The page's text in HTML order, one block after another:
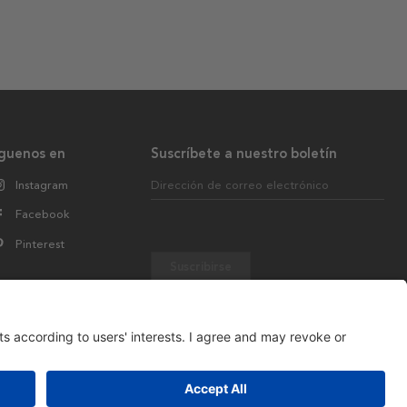
Suscríbete a nuestro boletín
Dirección de correo electrónico
en
Instagram
Facebook
Pinterest